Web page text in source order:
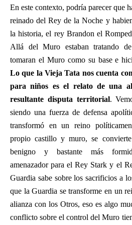
En este contexto, podría parecer que
reinado del Rey de la Noche y
la historia, el rey Brandon el
Allá del Muro estaban tratando
tomaran el Muro como su base e
Lo que la Vieja Tata nos cuenta
para niños es el relato de una
resultante disputa territorial.
siendo una fuerza de defensa
transformó en un reino
propio castillo y muro, se
benigno y bastante más
amenazador para el Rey Stark y el
Guardia sabe sobre los sacrificios a
que la Guardia se transforme en un
alianza con los Otros, eso es algo
conflicto sobre el control del Muro